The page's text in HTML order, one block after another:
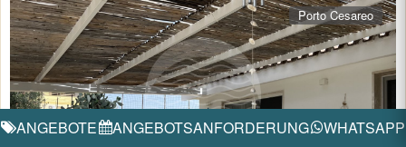
Porto Cesareo
ANGEBOTE ANGEBOTSANFORDERUNG WHATSAPP